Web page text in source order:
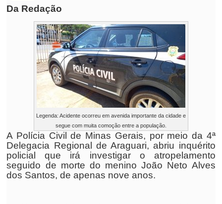
Da Redação
Legenda: Acidente ocorreu em avenida importante da cidade e
segue com muita comoção entre a população.
A Polícia Civil de Minas Gerais, por meio da 4ª
Delegacia Regional de Araguari, abriu inquérito
policial que irá investigar o atropelamento
seguido de morte do menino João Neto Alves
dos Santos, de apenas nove anos.